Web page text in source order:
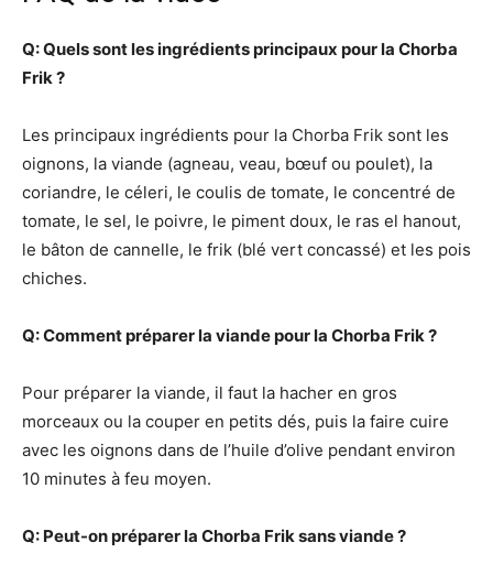
Q: Quels sont les ingrédients principaux pour la Chorba
Frik ?
Les principaux ingrédients pour la Chorba Frik sont les
oignons, la viande (agneau, veau, bœuf ou poulet), la
coriandre, le céleri, le coulis de tomate, le concentré de
tomate, le sel, le poivre, le piment doux, le ras el hanout,
le bâton de cannelle, le frik (blé vert concassé) et les pois
chiches.
Q: Comment préparer la viande pour la Chorba Frik ?
Pour préparer la viande, il faut la hacher en gros
morceaux ou la couper en petits dés, puis la faire cuire
avec les oignons dans de l’huile d’olive pendant environ
10 minutes à feu moyen.
Q: Peut-on préparer la Chorba Frik sans viande ?